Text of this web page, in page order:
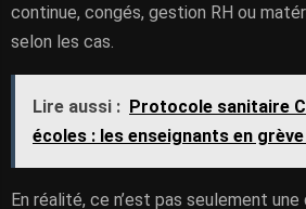
continue, congés, gestion RH ou
selon les cas.
Lire aussi : Protocole sanitaire
écoles : les enseignants en grève
En réalité, ce n’est pas seulement